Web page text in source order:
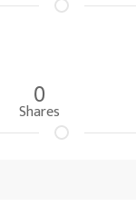
0
Shares